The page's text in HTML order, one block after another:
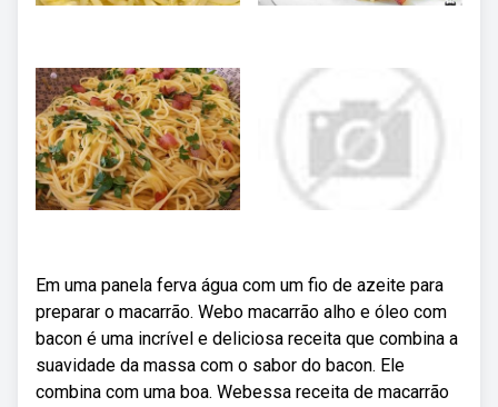
Em uma panela ferva água com um fio de azeite para
preparar o macarrão. Webo macarrão alho e óleo com
bacon é uma incrível e deliciosa receita que combina a
suavidade da massa com o sabor do bacon. Ele
combina com uma boa. Webessa receita de macarrão